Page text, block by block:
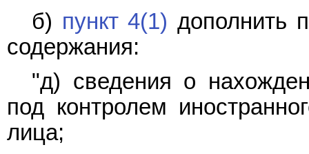
б) пункт 4(1) дополнить
содержания:
"д) сведения о
под контролем
лица;